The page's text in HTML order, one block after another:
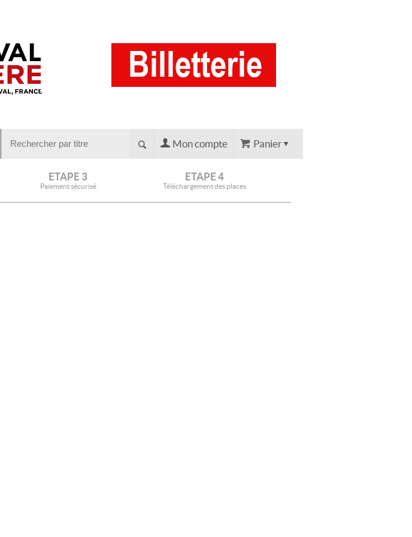
Panier
Mon compte
ETAPE 3
Paiement sécurisé
ETAPE 4
Téléchargement des places